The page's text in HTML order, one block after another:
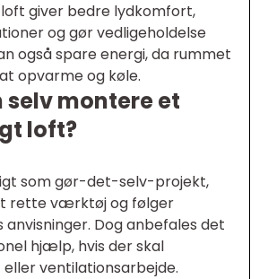
giver bedre lydkomfort,
og gør vedligeholdelse
også spare energi, da rummet
opvarme og køle.
selv montere et
loft?
som gør-det-selv-projekt,
rette værktøj og følger
Dog anbefales det
hjælp, hvis der skal
ventilationsarbejde.